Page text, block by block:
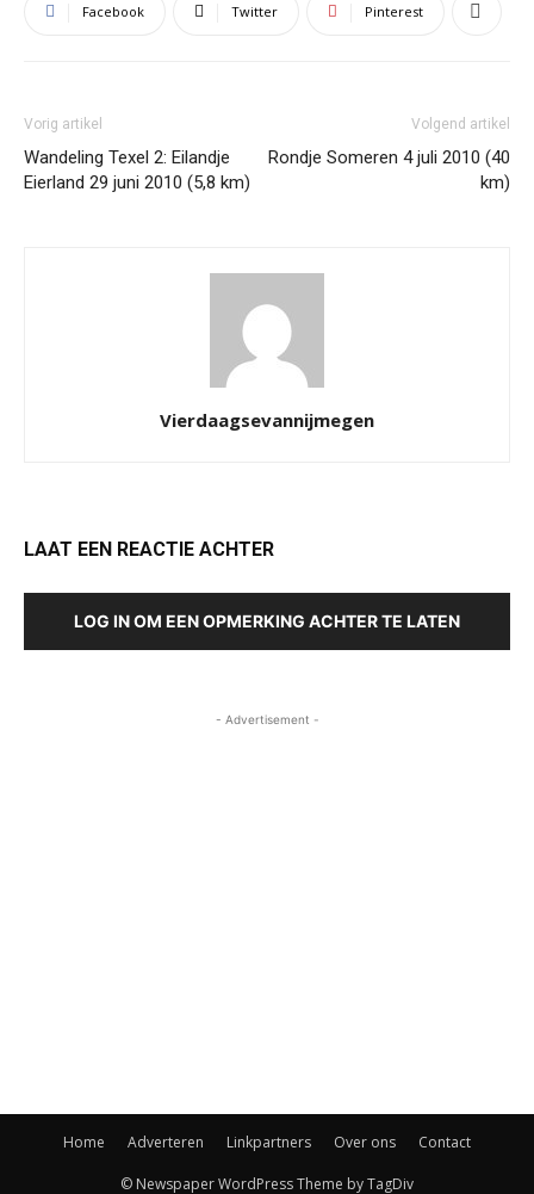
Facebook Twitter Pinterest
Vorig artikel
Wandeling Texel 2: Eilandje
Eierland 29 juni 2010 (5,8 km)
Volgend artikel
Rondje Someren 4 juli 2010 (40
km)
Vierdaagsevannijmegen
LAAT EEN REACTIE ACHTER
LOG IN OM EEN OPMERKING ACHTER TE LATEN
- Advertisement -
Home Adverteren Linkpartners Over ons Contact
© Newspaper WordPress Theme by TagDiv